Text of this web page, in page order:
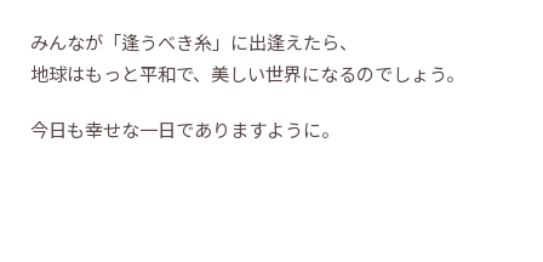
みんなが「逢うべき糸」に出逢えたら、
地球はもっと平和で、美しい世界になるのでしょう。
今日も幸せな一日でありますように。